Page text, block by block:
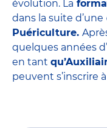
évolution. La
dans la suite d’une
Puériculture.
quelques années
en tant
peuvent s’inscrire